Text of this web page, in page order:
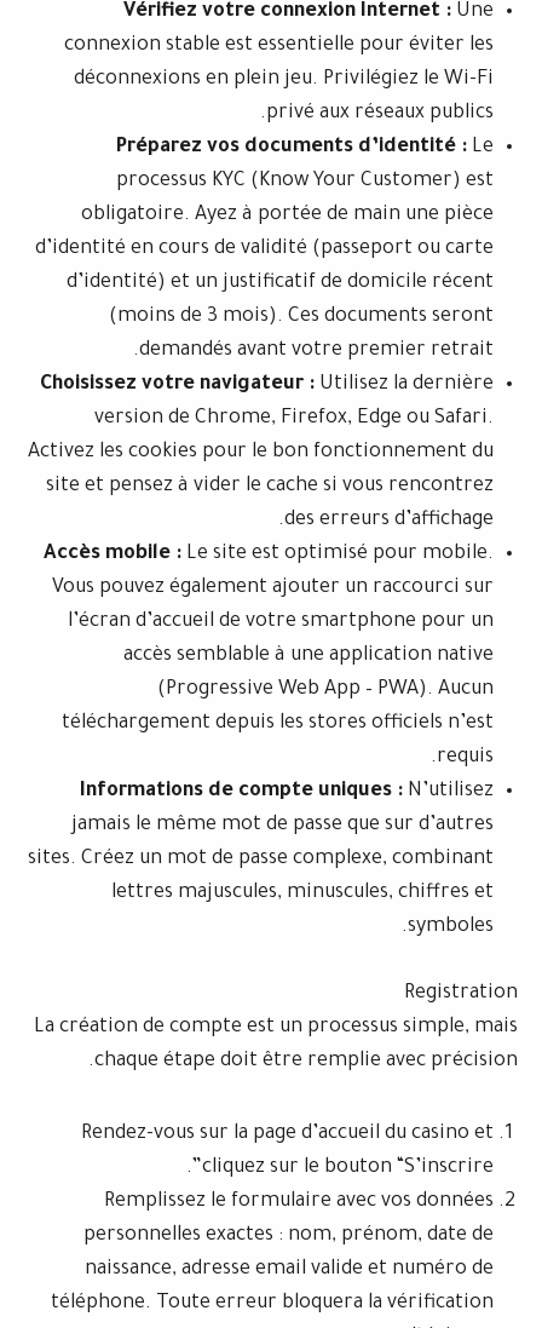
Vérifiez votre connexion
connexion stable est essentielle
déconnexions en plein jeu.
privé aux
Préparez vos documents
processus KYC (Know Your
obligatoire. Ayez à portée de
d’identité en cours de validité
d’identité) et un justificatif de
(moins de 3 mois). Ces
demandés avant votre
Choisissez votre navigateur :Utilisez
version de Chrome, Firefox,
Activez les cookies pour le bon
site et pensez à vider le cache si
des erreurs
Accès mobile :Le site est optimisé
Vous pouvez également ajouter un
l’écran d’accueil de votre
accès semblable à une
(Progressive Web App –
téléchargement depuis les stores
Informations de compte uniques
jamais le même mot de passe que
sites. Créez un mot de passe
lettres majuscules,
La création de compte est un
chaque étape doit être remplie
Rendez-vous sur la page d’accueil
cliquez sur le bouton
Remplissez le formulaire avec
personnelles exactes : nom,
naissance, adresse email valide
téléphone. Toute erreur bloquera la